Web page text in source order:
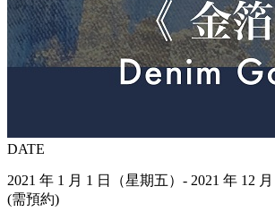
DATE
2021 年 1 月 1 日（星期五）- 2021 年 12 月
(需預約)